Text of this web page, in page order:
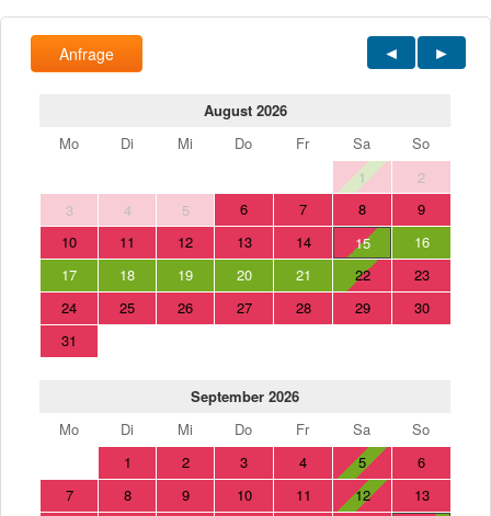
Anfrage
August 2026
Mo
Di Mi Do Fr Sa
So
1
2
3
4 5 6 7 8
9
10
11 12 13 14 15
16
17
18 19 20 21 22
23
24
25 26 27 28 29
30
31
September 2026
Mo
Di Mi Do Fr Sa
So
1
2 3 4 5
6
7
8 9 10 11 12
13